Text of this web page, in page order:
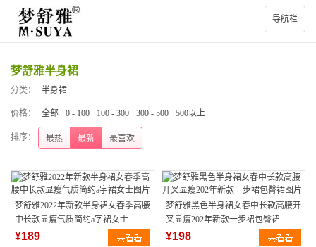
导航栏
梦舒雅半身裙
分类： 半身裙
价格： 全部 0 - 100 100 - 300 300 - 500 500以上
排序： 最热 最新 最喜欢
梦舒雅2022年新款半身裙女春季高腰
中长款显瘦气质简约a字裙女士
¥189
梦舒雅黑色半身裙女春中长款高腰开
叉显瘦202年新款一步裙包臀裙
¥198